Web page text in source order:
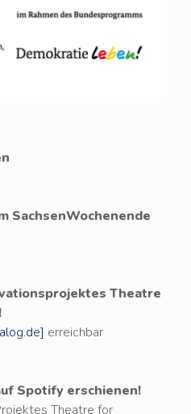
SachsenWochenende
Theatre
erreichbar
Spotify erschienen!
Theatre for